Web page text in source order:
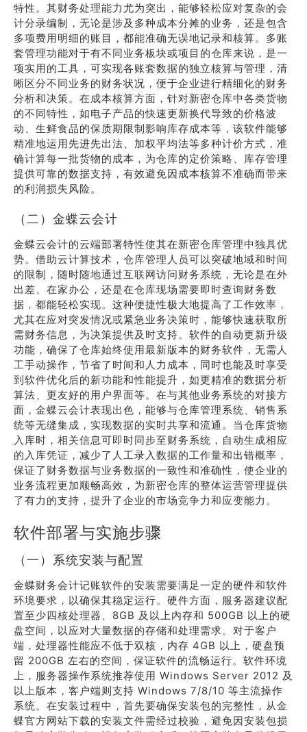
特性。其财务处理能力尤为突出，能够轻松应对复杂的会
计分录编制，无论是涉及多种成本分摊的业务，还是包含
多项费用明细的账目，都能准确无误地记录和核算。多账
套管理功能对于有不同业务板块或项目的仓库来说，是一
项实用的工具，可实现各账套数据的独立核算与管理，清
晰区分不同业务的财务状况，便于企业进行精细化的财务
分析和决策。在成本核算方面，针对新密仓库中各类货物
的不同特性，如电子产品的快速更新换代导致的价格波
动、生鲜食品的保质期限制影响库存成本等，该软件能够
精准地运用先进先出法、加权平均法等多种计价方式，准
确计算每一批货物的成本，为仓库的定价策略、库存管理
提供可靠的数据支持，有效避免因成本核算不准确而带来
的利润损失风险。
（二）金蝶云会计
金蝶云会计的云端部署特性使其在新密仓库管理中独具优
势。借助云计算技术，仓库管理人员可以突破地域和时间
的限制，随时随地通过互联网访问财务系统，无论是在外
出差、在家办公，还是在仓库现场需要即时查询财务数
据，都能轻松实现。这种便捷性极大地提高了工作效率，
尤其在应对突发情况或紧急业务决策时，能够快速获取所
需财务信息，为决策提供及时支持。软件的自动更新升级
功能，确保了仓库始终使用最新版本的财务软件，无需人
工手动操作，节省了时间和人力成本，同时也能及时享受
到软件优化后的新功能和性能提升，如更精准的数据分析
算法、更友好的用户界面等。在与其他业务系统的对接方
面，金蝶云会计表现出色，能够与仓库管理系统、销售系
统等无缝集成，实现数据的实时共享和流通。当仓库货物
入库时，相关信息可即时同步至财务系统，自动生成相应
的入库凭证，减少了人工录入数据的工作量和出错概率，
保证了财务数据与业务数据的一致性和准确性，使企业的
业务流程更加顺畅高效，为新密仓库的整体运营管理提供
了有力的支持，提升了企业的市场竞争力和应变能力。
软件部署与实施步骤
（一）系统安装与配置
金蝶财务会计记账软件的安装需要满足一定的硬件和软件
环境要求，以确保其稳定运行。硬件方面，服务器建议配
置至少四核处理器、8GB 及以上内存和 500GB 以上的硬
盘空间，以应对大量数据的存储和处理需求。对于客户
端，处理器性能应不低于双核，内存 4GB 以上，硬盘预
留 200GB 左右的空间，保证软件的流畅运行。软件环境
上，服务器操作系统推荐使用 Windows Server 2012 及
以上版本，客户端则支持 Windows 7/8/10 等主流操作
系统。在安装过程中，首先要确保安装包的完整性，从金
蝶官方网站下载的安装文件需经过校验，避免因安装包损